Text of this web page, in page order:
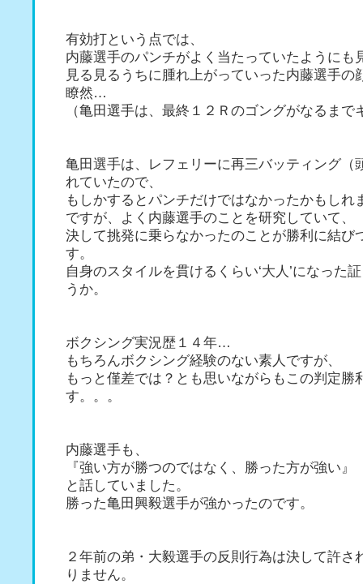
有効打という点では、
内藤選手のパンチがよく当たっていたようにも
見る見るうちに腫れ上がっていった内藤選手の
瞭然…
（亀田選手は、最終１２Ｒのゴングがなるまで
亀田選手は、レフェリーに再三バッティング（
れていたので、
もしかするとパンチだけではなかったかもしれ
ですが、よく内藤選手のことを研究していて、
決して挑発に乗らなかったのことが勝利に結び
す。
自身のスタイルを貫けるくらい‘大人’になった
うか。
ボクシング実況歴１４年…
もちろんボクシング経験のない素人ですが、
もっと僅差では？とも思いながらもこの判定勝
す。。。
内藤選手も、
『強い方が勝つのではなく、勝った方が強い』
と話していました。
勝った亀田興毅選手が強かったのです。
２年前の弟・大毅選手の反則行為は決して許さ
りません。